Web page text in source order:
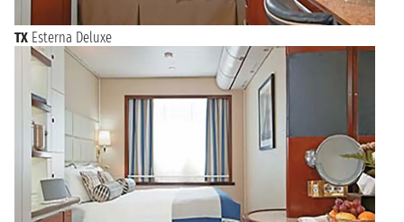
TX Esterna Deluxe